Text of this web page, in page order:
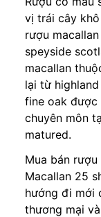
vị trái cây
rượu
speyside
macallan
lại từ
fine oak được
chuyên môn
matured.
Mua bán
Macallan 25
hướng đi mới
thương mại